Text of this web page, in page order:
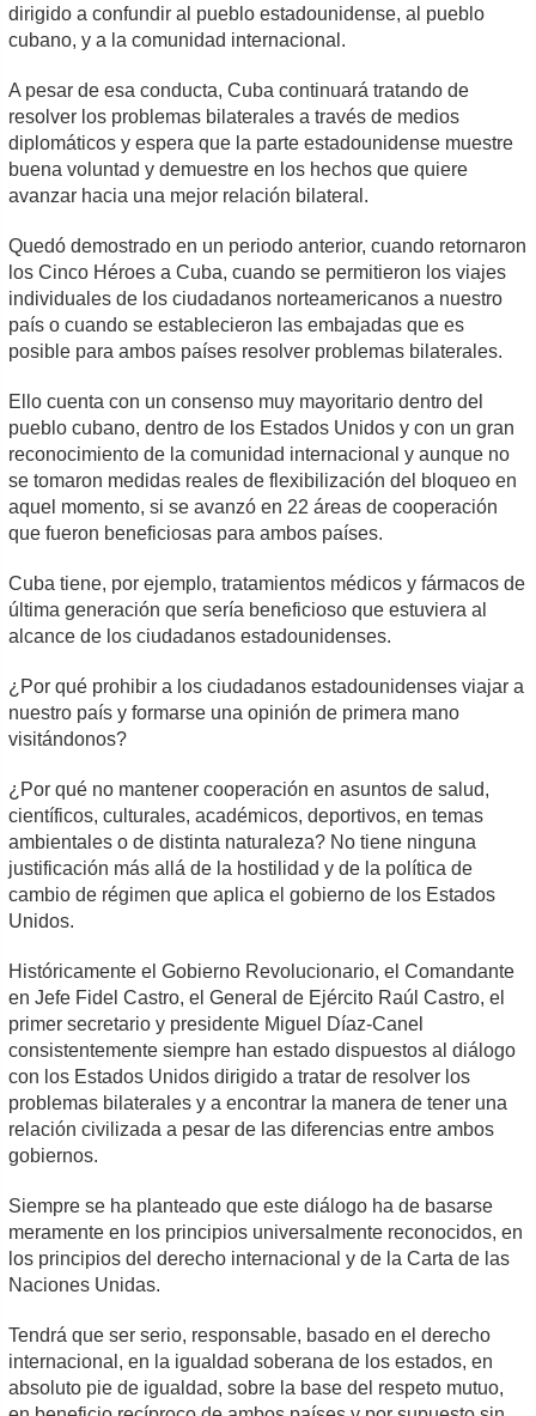
dirigido a confundir al pueblo estadounidense, al pueblo
cubano, y a la comunidad internacional.
A pesar de esa conducta, Cuba continuará tratando de
resolver los problemas bilaterales a través de medios
diplomáticos y espera que la parte estadounidense muestre
buena voluntad y demuestre en los hechos que quiere
avanzar hacia una mejor relación bilateral.
Quedó demostrado en un periodo anterior, cuando retornaron
los Cinco Héroes a Cuba, cuando se permitieron los viajes
individuales de los ciudadanos norteamericanos a nuestro
país o cuando se establecieron las embajadas que es
posible para ambos países resolver problemas bilaterales.
Ello cuenta con un consenso muy mayoritario dentro del
pueblo cubano, dentro de los Estados Unidos y con un gran
reconocimiento de la comunidad internacional y aunque no
se tomaron medidas reales de flexibilización del bloqueo en
aquel momento, si se avanzó en 22 áreas de cooperación
que fueron beneficiosas para ambos países.
Cuba tiene, por ejemplo, tratamientos médicos y fármacos de
última generación que sería beneficioso que estuviera al
alcance de los ciudadanos estadounidenses.
¿Por qué prohibir a los ciudadanos estadounidenses viajar a
nuestro país y formarse una opinión de primera mano
visitándonos?
¿Por qué no mantener cooperación en asuntos de salud,
científicos, culturales, académicos, deportivos, en temas
ambientales o de distinta naturaleza? No tiene ninguna
justificación más allá de la hostilidad y de la política de
cambio de régimen que aplica el gobierno de los Estados
Unidos.
Históricamente el Gobierno Revolucionario, el Comandante
en Jefe Fidel Castro, el General de Ejército Raúl Castro, el
primer secretario y presidente Miguel Díaz-Canel
consistentemente siempre han estado dispuestos al diálogo
con los Estados Unidos dirigido a tratar de resolver los
problemas bilaterales y a encontrar la manera de tener una
relación civilizada a pesar de las diferencias entre ambos
gobiernos.
Siempre se ha planteado que este diálogo ha de basarse
meramente en los principios universalmente reconocidos, en
los principios del derecho internacional y de la Carta de las
Naciones Unidas.
Tendrá que ser serio, responsable, basado en el derecho
internacional, en la igualdad soberana de los estados, en
absoluto pie de igualdad, sobre la base del respeto mutuo,